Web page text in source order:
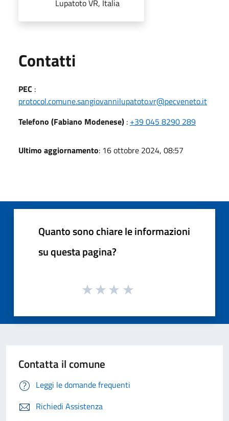
Lupatoto VR, Italia
Contatti
PEC :
protocol.comune.sangiovannilupatoto.vr@pecveneto.it
Telefono (Fabiano Modenese) : +39 045 8290 289
Ultimo aggiornamento: 16 ottobre 2024, 08:57
Quanto sono chiare le informazioni
su questa pagina?
Contatta il comune
Leggi le domande frequenti
Richiedi Assistenza